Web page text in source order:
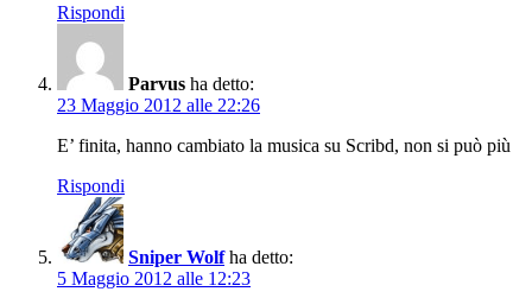
Rispondi
Parvus ha detto:
23 Maggio 2012 alle 22:26
E’ finita, hanno cambiato la musica su Scribd, non si può più
Rispondi
Sniper Wolf ha detto:
5 Maggio 2012 alle 12:23